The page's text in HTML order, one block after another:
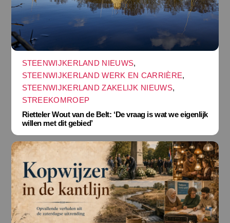
STEENWIJKERLAND NIEUWS,
STEENWIJKERLAND WERK EN CARRIÈRE,
STEENWIJKERLAND ZAKELIJK NIEUWS,
STREEKOMROEP
Rietteler Wout van de Belt: ‘De vraag is wat we eigenlijk
willen met dit gebied’